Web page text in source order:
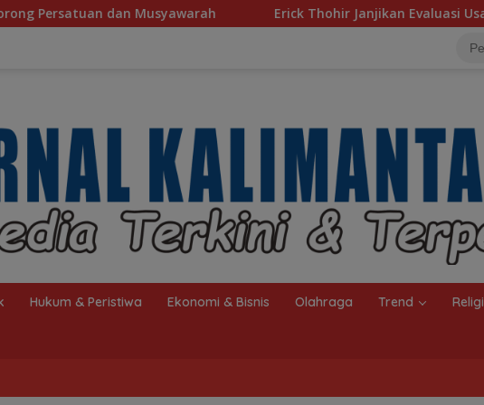
Erick Thohir Janjikan Evaluasi Usai Indonesia Tersingkir
Hukum & Peristiwa Ekonomi & Bisnis Olahraga Trend Religi